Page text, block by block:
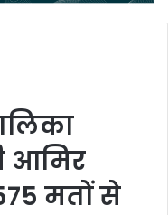
आमिर
मतों से